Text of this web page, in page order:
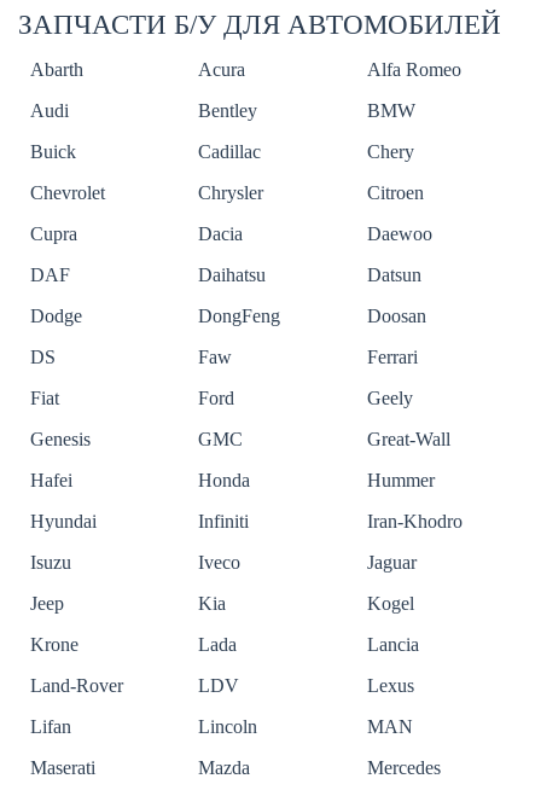
ЗАПЧАСТИ Б/У ДЛЯ АВТОМОБИЛЕЙ
Abarth Acura
Alfa Romeo
Audi
Bentley
BMW
Buick
Cadillac
Chery
Chevrolet
Chrysler
Citroen
Cupra
Dacia
Daewoo
DAF
Daihatsu
Datsun
Dodge
DongFeng
Doosan
DS
Faw
Ferrari
Fiat
Ford
Geely
Genesis
GMC
Great-Wall
Hafei
Honda
Hummer
Hyundai
Infiniti
Iran-Khodro
Isuzu
Iveco
Jaguar
Jeep
Kia
Kogel
Krone
Lada
Lancia
Land-Rover
LDV
Lexus
Lifan
Lincoln
MAN
Maserati
Mazda
Mercedes